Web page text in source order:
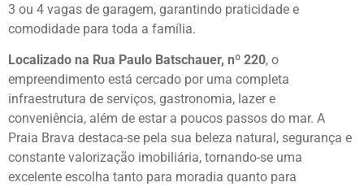
3 ou 4 vagas de garagem, garantindo praticidade e
comodidade para toda a família.
Localizado na Rua Paulo Batschauer, nº 220, o
empreendimento está cercado por uma completa
infraestrutura de serviços, gastronomia, lazer e
conveniência, além de estar a poucos passos do mar. A
Praia Brava destaca-se pela sua beleza natural, segurança e
constante valorização imobiliária, tornando-se uma
excelente escolha tanto para moradia quanto para